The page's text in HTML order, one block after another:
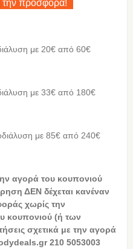
την προσφορά!
με 20€ από 60€
με 33€ από 180€
με 85€ από 240€
αγορά του κουπονιού
ΔΕΝ δέχεται κανέναν
χωρίς την
κουπονιού (ή των
σχετικά με την αγορά
210 5053003